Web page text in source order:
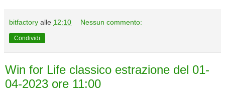
bitfactory alle 12:10 Nessun commento:
Condividi
Win for Life classico estrazione del 01-
04-2023 ore 11:00